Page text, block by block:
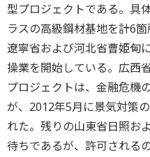
型プロジェクトである。具
ラスの高級鋼材基地を計6
遼寧省および河北省曹姫甸
操業を開始している。広西
プロジェクトは、金融危機
が、2012年5月に景気対策
れた。残りの山東省日照お
待ちであるが、許可される